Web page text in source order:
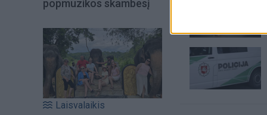
popmuzikos skambesį
Laisvalaikis